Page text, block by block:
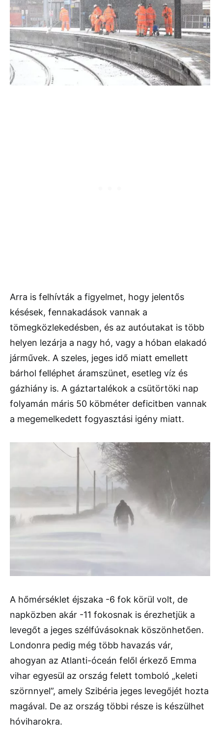
Arra is felhívták a figyelmet, hogy jelentős
késések, fennakadások vannak a
tömegközlekedésben, és az autóutakat is több
helyen lezárja a nagy hó, vagy a hóban elakadó
járművek. A szeles, jeges idő miatt emellett
bárhol felléphet áramszünet, esetleg víz és
gázhiány is. A gáztartalékok a csütörtöki nap
folyamán máris 50 köbméter deficitben vannak
a megemelkedett fogyasztási igény miatt.
A hőmérséklet éjszaka -6 fok körül volt, de
napközben akár -11 fokosnak is érezhetjük a
levegőt a jeges szélfúvásoknak köszönhetően.
Londonra pedig még több havazás vár,
ahogyan az Atlanti-óceán felől érkező Emma
vihar egyesül az ország felett tomboló „keleti
szörnnyel”, amely Szibéria jeges levegőjét hozta
magával. De az ország többi része is készülhet
hóviharokra.